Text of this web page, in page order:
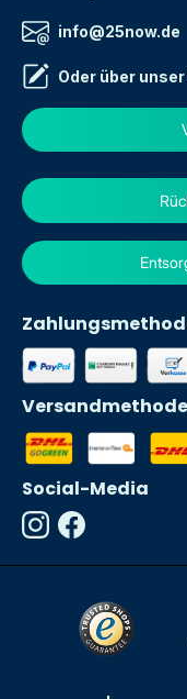
info@25now.de
Oder über unser
Social-Media